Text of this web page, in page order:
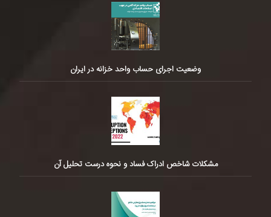
وضعیت اجرای حساب واحد خزانه در ایران
مشکلات شاخص ادراک فساد و نحوه درست تحلیل آن